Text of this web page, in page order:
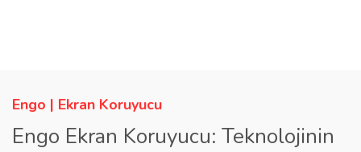
Engo | Ekran Koruyucu
Engo Ekran Koruyucu: Teknolojinin